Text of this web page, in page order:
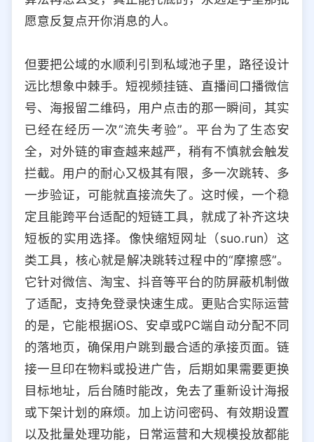
愿意反复点开你消息的人。
但要把公域的水顺利引到私域池子里，路径设计
远比想象中棘手。短视频挂链、直播间口播微信
号、海报留二维码，用户点击的那一瞬间，其实
已经在经历一次“流失考验”。平台为了生态安
全，对外链的审查越来越严，稍有不慎就会触发
拦截。用户的耐心又极其有限，多一次跳转、多
一步验证，可能就直接流失了。这时候，一个稳
定且能跨平台适配的短链工具，就成了补齐这块
短板的实用选择。像快缩短网址（suo.run）这
类工具，核心就是解决跳转过程中的“摩擦感”。
它针对微信、淘宝、抖音等平台的防屏蔽机制做
了适配，支持免登录快速生成。更贴合实际运营
的是，它能根据iOS、安卓或PC端自动分配不同
的落地页，确保用户跳到最合适的承接页面。链
接一旦印在物料或投进广告，后期如果需要更换
目标地址，后台随时能改，免去了重新设计海报
或下架计划的麻烦。加上访问密码、有效期设置
以及批量处理功能，日常运营和大规模投放都能